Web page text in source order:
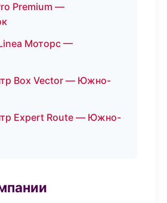
Premium —
Моторс —
Box Vector — Южно-
Expert Route — Южно-